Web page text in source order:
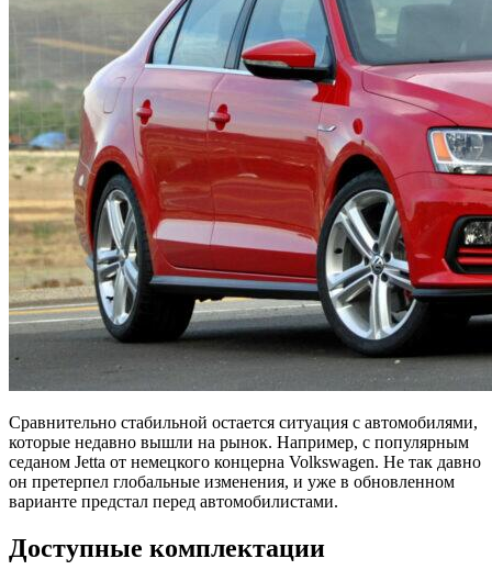
Сравнительно стабильной остается ситуация с автомобилями,
которые недавно вышли на рынок. Например, с популярным
седаном Jetta от немецкого концерна Volkswagen. Не так давно
он претерпел глобальные изменения, и уже в обновленном
варианте предстал перед автомобилистами.
Доступные комплектации